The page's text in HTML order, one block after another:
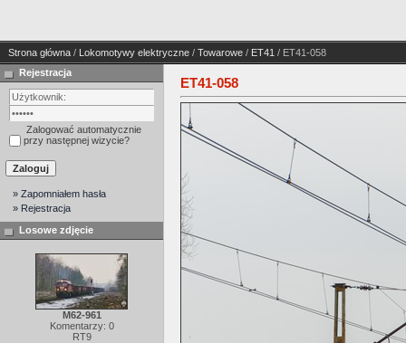
Strona główna / Lokomotywy elektryczne / Towarowe / ET41 / ET41-058
Rejestracja
Zalogować automatycznie
przy następnej wizycie?
» Zapomniałem hasła
» Rejestracja
Losowe zdjęcie
M62-961
Komentarzy: 0
RT9
ET41-058